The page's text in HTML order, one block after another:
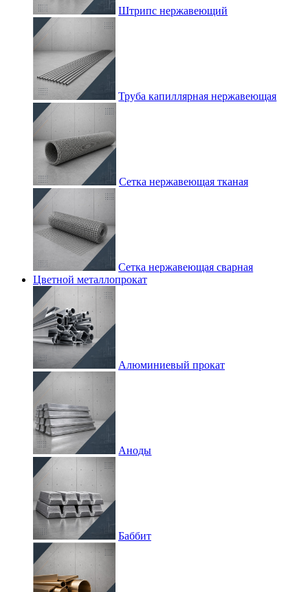
Штрипс нержавеющий
Труба капиллярная нержавеющая
Сетка нержавеющая тканая
Сетка нержавеющая сварная
Цветной металлопрокат
Алюминиевый прокат
Аноды
Баббит